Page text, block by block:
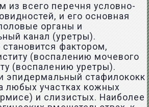
из всего перечня условно-
и его основная
органы и
канал (уретры).
фактором,
(воспалению мочевого
(воспалению уретры).
эпидермальный стафилококк
любых участках кожных
и слизистых. Наиболее